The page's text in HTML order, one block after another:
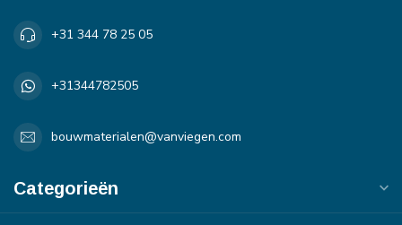
+31 344 78 25 05
+31344782505
bouwmaterialen@vanviegen.com
Categorieën